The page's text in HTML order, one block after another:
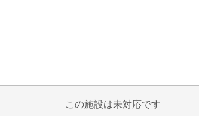
この施設は未対応です